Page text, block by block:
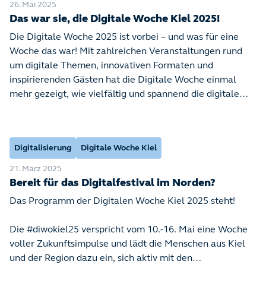
Das war sie, die Digitale Woche Kiel 2025!
Die Digitale Woche 2025 ist vorbei – und was für eine
Woche das war! Mit zahlreichen Veranstaltungen rund
um digitale Themen, innovativen Formaten und
inspirierenden Gästen hat die Digitale Woche einmal
mehr gezeigt, wie vielfältig und spannend die digitale
26. Mai 2025
Bereit für das Digitalfestival im Norden?
Das Programm der Digitalen Woche Kiel 2025 steht!
Die #diwokiel25 verspricht vom 10.-16. Mai eine Woche
voller Zukunftsimpulse und lädt die Menschen aus Kiel
und der Region dazu ein, sich aktiv mit den
21. März 2025
Digitalisierung Digitale Woche Kiel